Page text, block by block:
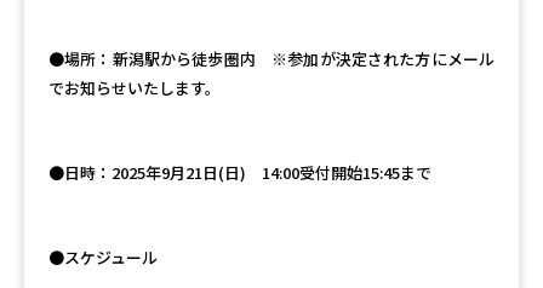
●場所：新潟駅から徒歩圏内 ※参加が決定された方にメール
でお知らせいたします。
●日時：2025年9月21日(日) 14:00受付開始15:45まで
●スケジュール